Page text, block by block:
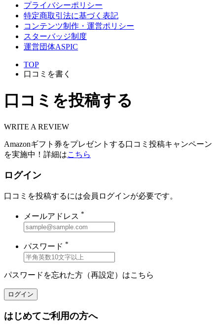
プライバシーポリシー
特定商取引法に基づく表記
コンテンツ制作・運営ポリシー
スターバッジ制度
運営団体ASPIC
TOP
口コミを書く
口コミを投稿する
WRITE A REVIEW
Amazonギフト券をプレゼントする口コミ投稿キャンペーン
を実施中！詳細はこちら
ログイン
口コミを投稿するには会員ログインが必要です。
メールアドレス *
パスワード *
パスワードを忘れた方（再設定）はこちら
ログイン
はじめてご利用の方へ